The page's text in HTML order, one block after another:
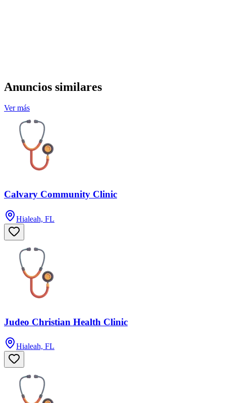
Anuncios similares
Ver más
Calvary Community Clinic
Hialeah, FL
Judeo Christian Health Clinic
Hialeah, FL